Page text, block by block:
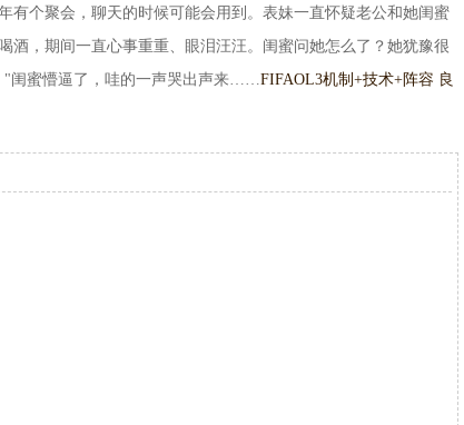
有个聚会，聊天的时候可能会用到。表妹一直怀疑老公和她闺蜜
酒，期间一直心事重重、眼泪汪汪。闺蜜问她怎么了？她犹豫很
"闺蜜懵逼了，哇的一声哭出声来……FIFAOL3机制+技术+阵容 良